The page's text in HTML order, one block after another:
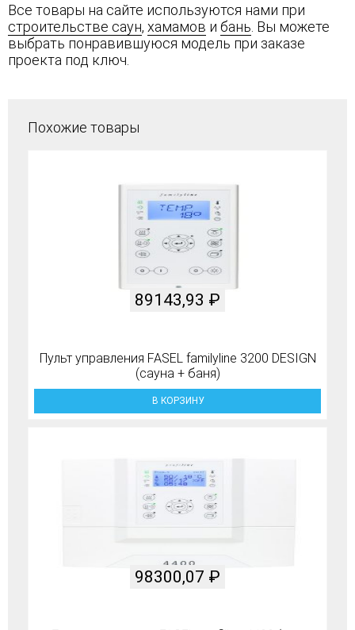
Все товары на сайте используются нами при
строительстве саун, хамамов и бань . Вы можете
выбрать понравившуюся модель при заказе
проекта под ключ.
Похожие товары
Пульт управления FASEL familyline 3200 DESIGN
(сауна + баня)
89143,93 ₽
В КОРЗИНУ
98300,07 ₽